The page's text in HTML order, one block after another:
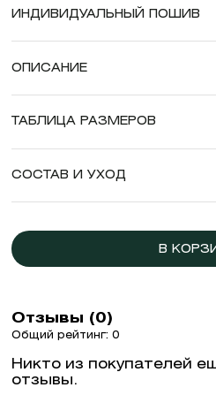
ИНДИВИДУАЛЬНЫЙ ПОШИВ
ОПИСАНИЕ
ТАБЛИЦА РАЗМЕРОВ
СОСТАВ И УХОД
В
Отзывы (0)
Общий рейтинг: 0
Никто из покупателей
отзывы.